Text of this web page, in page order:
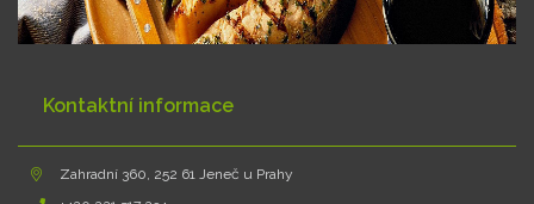
Kontaktní informace
Zahradní 360, 252 61 Jeneč u Prahy